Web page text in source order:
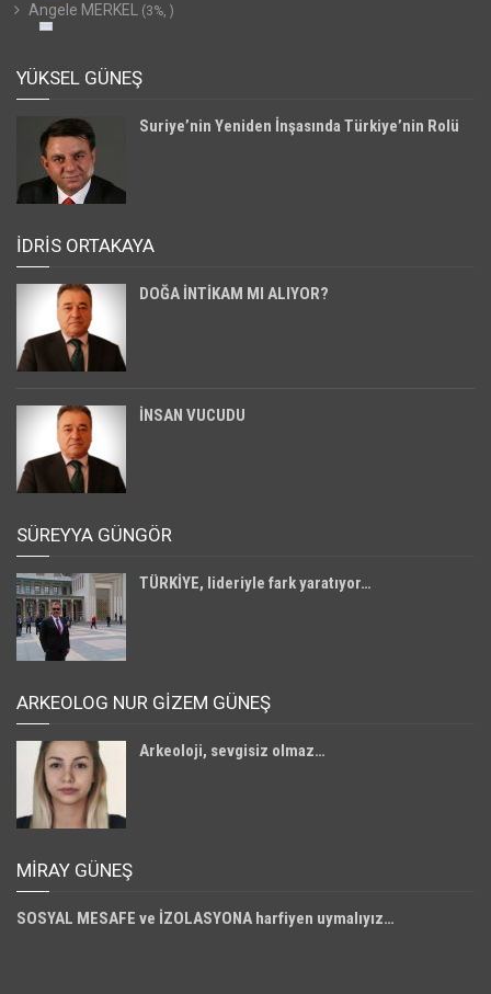
Angele MERKEL (3%, )
YÜKSEL GÜNEŞ
Suriye’nin Yeniden İnşasında Türkiye’nin Rolü
İDRİS ORTAKAYA
DOĞA İNTİKAM MI ALIYOR?
İNSAN VUCUDU
SÜREYYA GÜNGÖR
TÜRKİYE, lideriyle fark yaratıyor…
ARKEOLOG NUR GİZEM GÜNEŞ
Arkeoloji, sevgisiz olmaz…
MIRAY GÜNEŞ
SOSYAL MESAFE ve İZOLASYONA harfiyen uymalıyız…